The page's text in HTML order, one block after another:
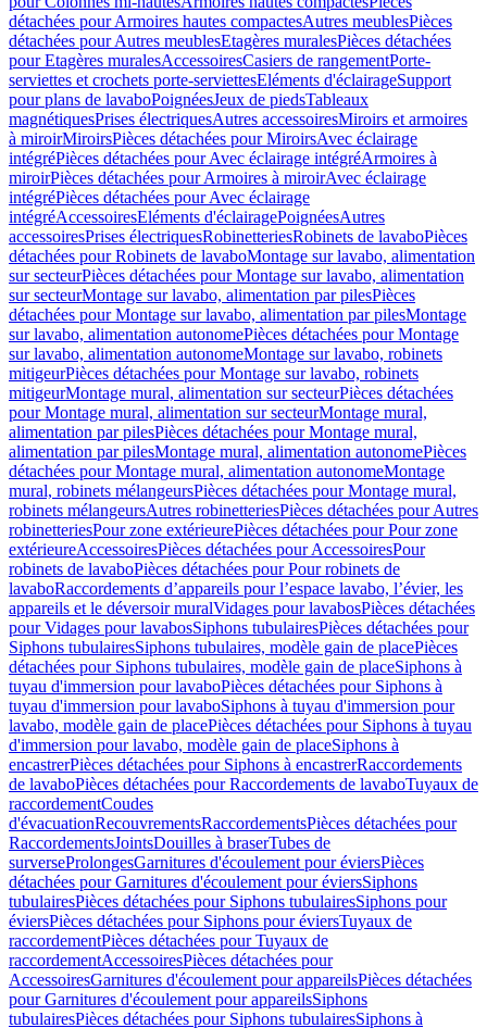
détachées pour Armoires hautes compactesAutres meublesPièces
détachées pour Autres meublesEtagères muralesPièces détachées
pour Etagères muralesAccessoiresCasiers de rangementPorte-
serviettes et crochets porte-serviettesEléments d'éclairageSupport
pour plans de lavaboPoignéesJeux de piedsTableaux
magnétiquesPrises électriquesAutres accessoiresMiroirs et armoires
à miroirMiroirsPièces détachées pour MiroirsAvec éclairage
intégréPièces détachées pour Avec éclairage intégréArmoires à
miroirPièces détachées pour Armoires à miroirAvec éclairage
intégréPièces détachées pour Avec éclairage
intégréAccessoiresEléments d'éclairagePoignéesAutres
accessoiresPrises électriquesRobinetteriesRobinets de lavaboPièces
détachées pour Robinets de lavaboMontage sur lavabo, alimentation
sur secteurPièces détachées pour Montage sur lavabo, alimentation
sur secteurMontage sur lavabo, alimentation par pilesPièces
détachées pour Montage sur lavabo, alimentation par pilesMontage
sur lavabo, alimentation autonomePièces détachées pour Montage
sur lavabo, alimentation autonomeMontage sur lavabo, robinets
mitigeurPièces détachées pour Montage sur lavabo, robinets
mitigeurMontage mural, alimentation sur secteurPièces détachées
pour Montage mural, alimentation sur secteurMontage mural,
alimentation par pilesPièces détachées pour Montage mural,
alimentation par pilesMontage mural, alimentation autonomePièces
détachées pour Montage mural, alimentation autonomeMontage
mural, robinets mélangeursPièces détachées pour Montage mural,
robinets mélangeursAutres robinetteriesPièces détachées pour Autres
robinetteriesPour zone extérieurePièces détachées pour Pour zone
extérieureAccessoiresPièces détachées pour AccessoiresPour
robinets de lavaboPièces détachées pour Pour robinets de
lavaboRaccordements d’appareils pour l’espace lavabo, l’évier, les
appareils et le déversoir muralVidages pour lavabosPièces détachées
pour Vidages pour lavabosSiphons tubulairesPièces détachées pour
Siphons tubulairesSiphons tubulaires, modèle gain de placePièces
détachées pour Siphons tubulaires, modèle gain de placeSiphons à
tuyau d'immersion pour lavaboPièces détachées pour Siphons à
tuyau d'immersion pour lavaboSiphons à tuyau d'immersion pour
lavabo, modèle gain de placePièces détachées pour Siphons à tuyau
d'immersion pour lavabo, modèle gain de placeSiphons à
encastrerPièces détachées pour Siphons à encastrerRaccordements
de lavaboPièces détachées pour Raccordements de lavaboTuyaux de
raccordementCoudes
d'évacuationRecouvrementsRaccordementsPièces détachées pour
RaccordementsJointsDouilles à braserTubes de
surverseProlongesGarnitures d'écoulement pour éviersPièces
détachées pour Garnitures d'écoulement pour éviersSiphons
tubulairesPièces détachées pour Siphons tubulairesSiphons pour
éviersPièces détachées pour Siphons pour éviersTuyaux de
raccordementPièces détachées pour Tuyaux de
raccordementAccessoiresPièces détachées pour
AccessoiresGarnitures d'écoulement pour appareilsPièces détachées
pour Garnitures d'écoulement pour appareilsSiphons
tubulairesPièces détachées pour Siphons tubulairesSiphons à